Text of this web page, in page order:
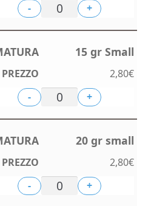
-
+
15 gr Small
2,80€
-
+
20 gr small
2,80€
-
+